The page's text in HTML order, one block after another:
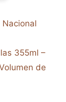
Nacional
355ml –
de